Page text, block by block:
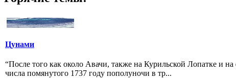
Цунами
“После того как около Авачи, также на Курильской Лопатке и
числа помянутого 1737 году пополуночи в тр...